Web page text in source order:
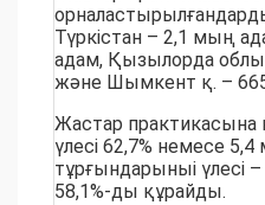
Түркістан – 2,1 мың
адам, Қызылорда
және Шымкент қ. – 665
Жастар практикасына
үлесі 62,7% немесе
тұрғындарыныі
58,1%-ды құрайды.